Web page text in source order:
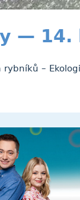
— 14.
rybníků –